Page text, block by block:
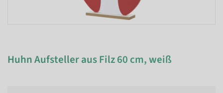
Huhn Aufsteller aus Filz 60 cm, weiß